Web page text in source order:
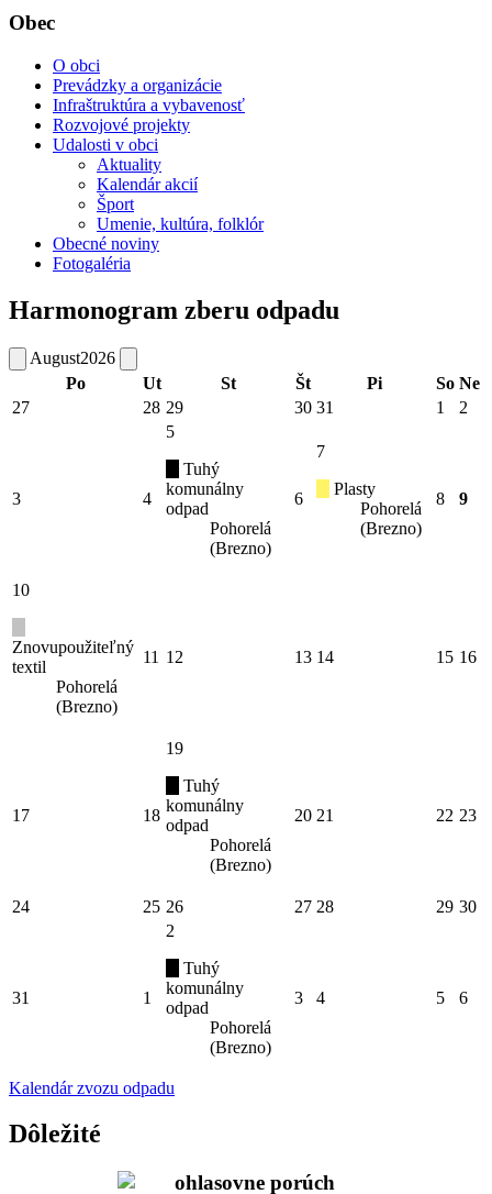
Obec
O obci
Prevádzky a organizácie
Infraštruktúra a vybavenosť
Rozvojové projekty
Udalosti v obci
Aktuality
Kalendár akcií
Šport
Umenie, kultúra, folklór
Obecné noviny
Fotogaléria
Harmonogram zberu odpadu
August2026
Po
Ut St Št Pi So Ne
27
28 29 30 31 1 2
3 4
5
Tuhý
komunálny
odpad
Pohorelá
(Brezno)
6
7
Plasty
Pohorelá
(Brezno)
8 9
10
Znovupoužiteľný
textil
Pohorelá
(Brezno)
11 12 13 14 15 16
17 18
19
Tuhý
komunálny
odpad
Pohorelá
(Brezno)
20 21 22 23
24 25 26 27 28 29 30
31 1
2
Tuhý
komunálny
odpad
Pohorelá
(Brezno)
3 4 5 6
Kalendár zvozu odpadu
Dôležité